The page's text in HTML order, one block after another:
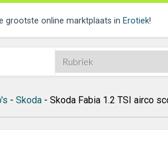
grootste online marktplaats in Erotiek!
- Skoda- Skoda Fabia 1.2 TSI airco